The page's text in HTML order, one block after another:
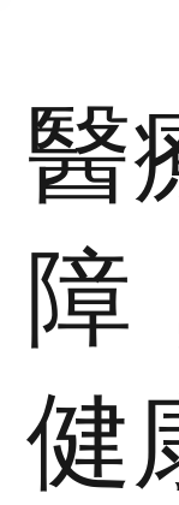
醫
障
健